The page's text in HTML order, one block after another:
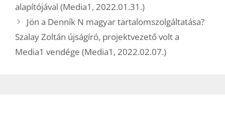
alapítójával (Media1, 2022.01.31.)
Jön a Denník N magyar tartalomszolgáltatása?
Szalay Zoltán újságíró, projektvezető volt a
Media1 vendége (Media1, 2022.02.07.)